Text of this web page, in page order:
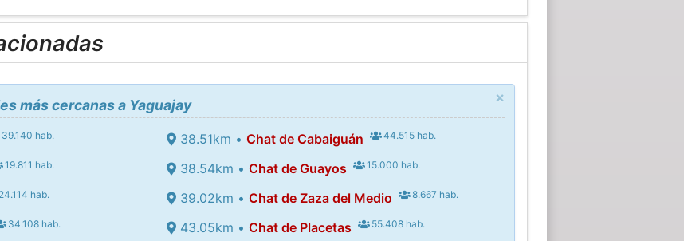
×
más cercanas a Yaguajay
39.140 hab.
19.811 hab.
hab.
34.108 hab.
38.51km •Chat de Cabaiguán 44.515 hab.
38.54km •Chat de Guayos 15.000 hab.
39.02km •Chat de Zaza del Medio 8.667 hab.
43.05km •Chat de Placetas 55.408 hab.